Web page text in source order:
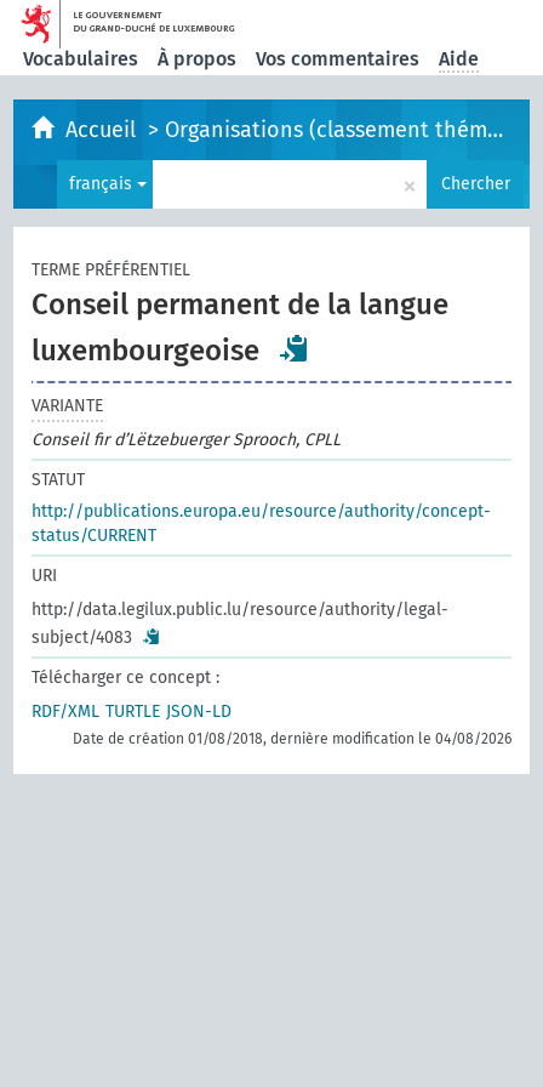
Vocabulaires À propos Vos commentaires Aide
Accueil > Organisations (classement thématique)
français × Chercher
TERME PRÉFÉRENTIEL
Conseil permanent de la langue
luxembourgeoise
VARIANTE
Conseil fir d’Lëtzebuerger Sprooch, CPLL
STATUT
http://publications.europa.eu/resource/authority/concept-
status/CURRENT
URI
http://data.legilux.public.lu/resource/authority/legal-
subject/4083
Télécharger ce concept :
RDF/XML TURTLE JSON-LD
Date de création 01/08/2018, dernière modification le 04/08/2026